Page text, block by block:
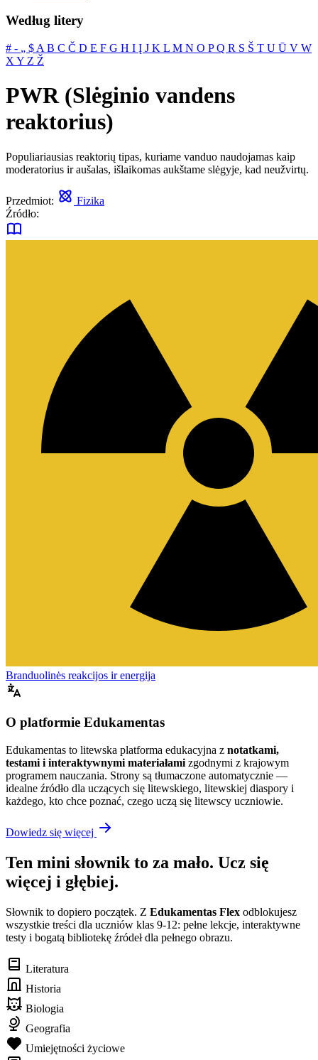
Według litery
# ‐ „ $ A B C Č D E F G H I Į J K L M N O PQ R S Š T U Ū V W
X Y Z Ž
PWR (Slėginio vandens
reaktorius)
Populiariausias reaktorių tipas, kuriame vanduo naudojamas kaip
moderatorius ir aušalas, išlaikomas aukštame slėgyje, kad neužvirtų.
Przedmiot:
Fizika
Źródło:
Branduolinės reakcijos ir energija
O platformie Edukamentas
Edukamentas to litewska platforma edukacyjna z notatkami,
testami i interaktywnymi materiałami zgodnymi z krajowym
programem nauczania. Strony są tłumaczone automatycznie —
idealne źródło dla uczących się litewskiego, litewskiej diaspory i
każdego, kto chce poznać, czego uczą się litewscy uczniowie.
Dowiedz się więcej
Ten mini słownik to za mało. Ucz się
więcej i głębiej.
Słownik to dopiero początek. Z Edukamentas Flex odblokujesz
wszystkie treści dla uczniów klas 9-12: pełne lekcje, interaktywne
testy i bogatą bibliotekę źródeł dla pełnego obrazu.
Literatura
Historia
Biologia
Geografia
Umiejętności życiowe